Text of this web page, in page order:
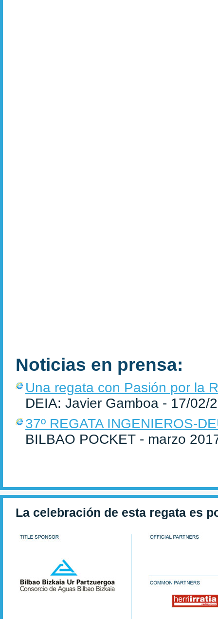
Noticias en prensa:
Una regata con Pasión por la
DEIA: Javier Gamboa - 17/02/
37º REGATA INGENIEROS-
BILBAO POCKET - marzo
La celebración de esta regata es